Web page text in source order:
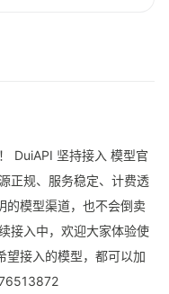
DuiAPI 坚持接入 模型官
正规、服务稳定、计费透
的模型渠道，也不会倒卖
接入中，欢迎大家体验使
望接入的模型，都可以加